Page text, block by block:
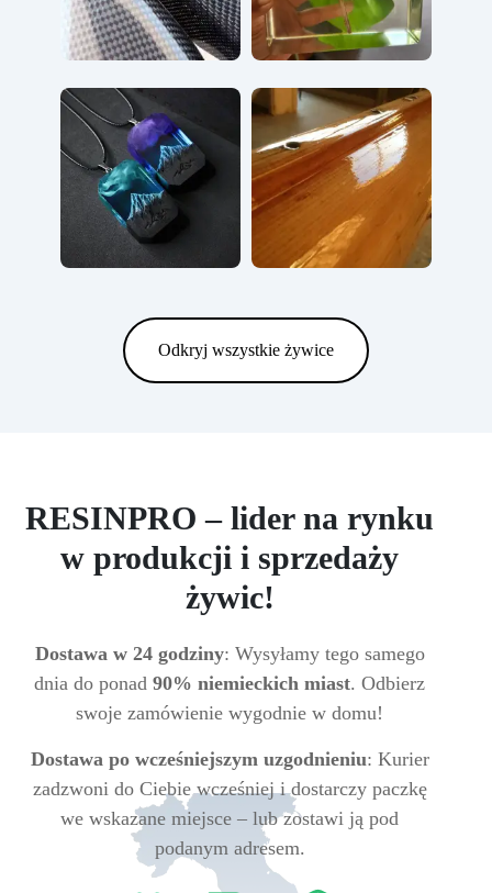
Odkryj wszystkie żywice
RESINPRO – lider na rynku
w produkcji i sprzedaży
żywic!
Dostawa w 24 godziny: Wysyłamy tego samego
dnia do ponad 90% niemieckich miast. Odbierz
swoje zamówienie wygodnie w domu!
Dostawa po wcześniejszym uzgodnieniu: Kurier
zadzwoni do Ciebie wcześniej i dostarczy paczkę
we wskazane miejsce – lub zostawi ją pod
podanym adresem.